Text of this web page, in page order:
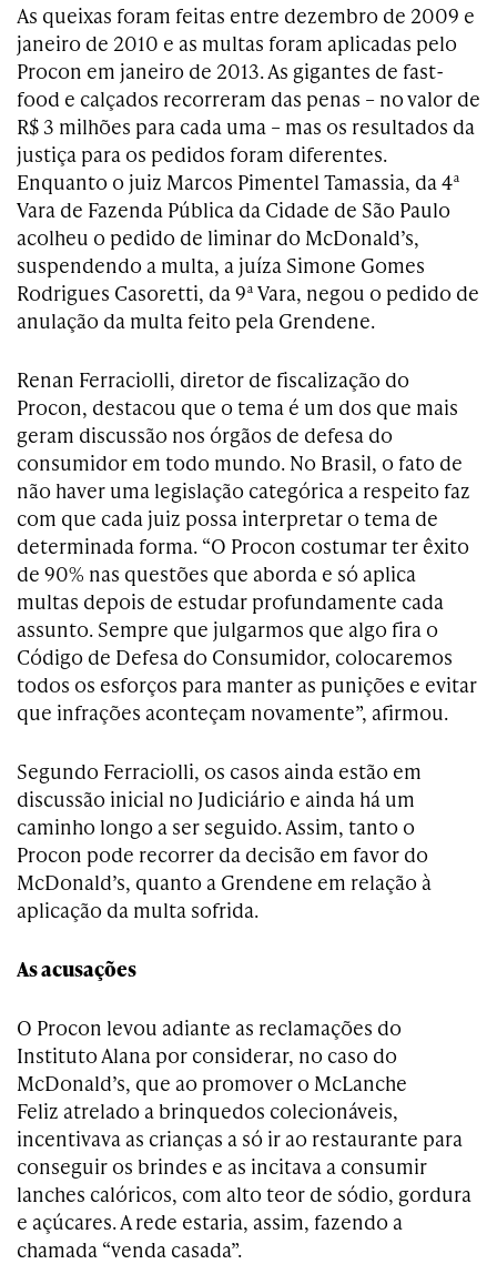
As queixas foram feitas entre dezembro de 2009 e
janeiro de 2010 e as multas foram aplicadas pelo
Procon em janeiro de 2013. As gigantes de fast-
food e calçados recorreram das penas – no valor de
R$ 3 milhões para cada uma – mas os resultados da
justiça para os pedidos foram diferentes.
Enquanto o juiz Marcos Pimentel Tamassia, da 4ª
Vara de Fazenda Pública da Cidade de São Paulo
acolheu o pedido de liminar do McDonald’s,
suspendendo a multa, a juíza Simone Gomes
Rodrigues Casoretti, da 9ª Vara, negou o pedido de
anulação da multa feito pela Grendene.
Renan Ferraciolli, diretor de fiscalização do
Procon, destacou que o tema é um dos que mais
geram discussão nos órgãos de defesa do
consumidor em todo mundo. No Brasil, o fato de
não haver uma legislação categórica a respeito faz
com que cada juiz possa interpretar o tema de
determinada forma. “O Procon costumar ter êxito
de 90% nas questões que aborda e só aplica
multas depois de estudar profundamente cada
assunto. Sempre que julgarmos que algo fira o
Código de Defesa do Consumidor, colocaremos
todos os esforços para manter as punições e evitar
que infrações aconteçam novamente”, afirmou.
Segundo Ferraciolli, os casos ainda estão em
discussão inicial no Judiciário e ainda há um
caminho longo a ser seguido. Assim, tanto o
Procon pode recorrer da decisão em favor do
McDonald’s, quanto a Grendene em relação à
aplicação da multa sofrida.
As acusações
O Procon levou adiante as reclamações do
Instituto Alana por considerar, no caso do
McDonald’s, que ao promover o McLanche
Feliz atrelado a brinquedos colecionáveis,
incentivava as crianças a só ir ao restaurante para
conseguir os brindes e as incitava a consumir
lanches calóricos, com alto teor de sódio, gordura
e açúcares. A rede estaria, assim, fazendo a
chamada “venda casada”.